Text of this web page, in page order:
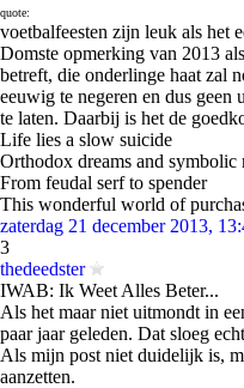
quote:
voetbalfeesten zijn leuk als het
Domste opmerking van 2013
betreft, die onderlinge haat zal
eeuwig te negeren en dus
te laten. Daarbij is het de
Life lies a slow suicide
Orthodox dreams and symbolic
From feudal serf to spender
This wonderful world of
zaterdag 21 december 2013,
3
thedeedster
IWAB: Ik Weet Alles Beter...
Als het maar niet uitmondt in
paar jaar geleden. Dat sloeg
Als mijn post niet duidelijk is,
aanzetten.